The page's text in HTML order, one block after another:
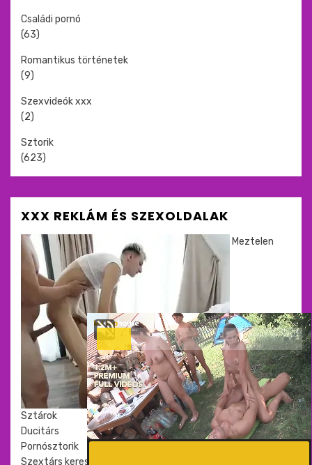
Családi pornó
(63)
Romantikus történetek
(9)
Szexvideók xxx
(2)
Sztorik
(623)
XXX REKLÁM ÉS SZEXOLDALAK
Meztelen
Sztárok
Ducitárs
Pornósztorik
Szextárs kereső